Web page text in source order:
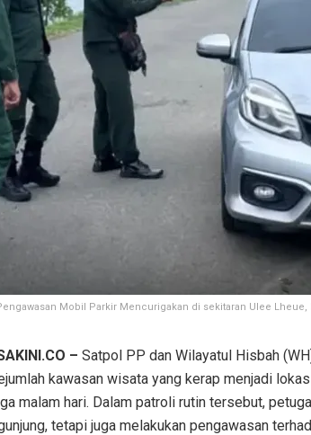
Mobil Parkir Mencurigakan di sekitaran Ulee
– Satpol PP dan Wilayatul Hisbah
kawasan wisata yang kerap menjadi
malam hari. Dalam patroli rutin tersebut,
tetapi juga melakukan pengawasan